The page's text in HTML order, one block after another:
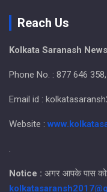
Reach Us
Kolkata Saranash News
Phone No. : 877 646
Email id :
Website :
.
Notice : अगर आपके पास